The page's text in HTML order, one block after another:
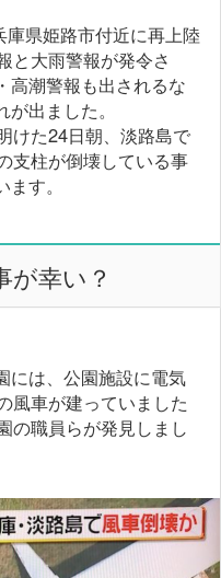
県姫路市付近に再上陸
と大雨警報が発令さ
高潮警報も出されるな
出ました。
けた24日朝、淡路島で
支柱が倒壊している事
す。
幸い？
には、公園施設に電気
風車が建っていました
の職員らが発見しまし